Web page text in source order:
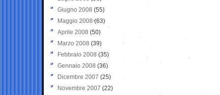
Giugno 2008 (55)
Maggio 2008(63)
Aprile 2008 (50)
Marzo 2008 (39)
Febbraio 2008 (35)
Gennaio 2008 (36)
Dicembre 2007 (25)
Novembre 2007 (22)